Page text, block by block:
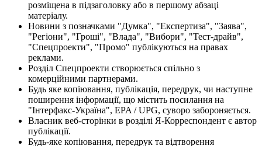
розміщена в підзаголовку або в першому абзаці
матеріалу.
Новини з позначками "Думка", "Експертиза", "Заява",
"Регіони", "Гроші", "Влада", "Вибори", "Тест-драйв",
"Спецпроекти", "Промо" публікуються на правах
реклами.
Розділ Спецпроекти створюється спільно з
комерційними партнерами.
Будь яке копіювання, публікація, передрук, чи наступне
поширення інформації, що містить посилання на
"Інтерфакс-Україна", EPA / UPG, суворо забороняється.
Власник веб-сторінки в розділі Я-Корреспондент є автор
публікації.
Будь-яке копіювання, передрук та відтворення